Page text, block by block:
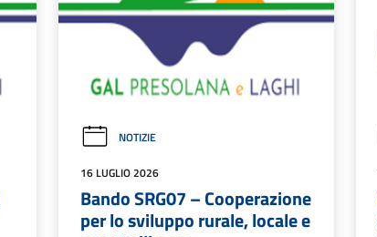
NOTIZIE
16 LUGLIO 2026
Bando SRG07 – Cooperazione
per lo sviluppo rurale, locale e